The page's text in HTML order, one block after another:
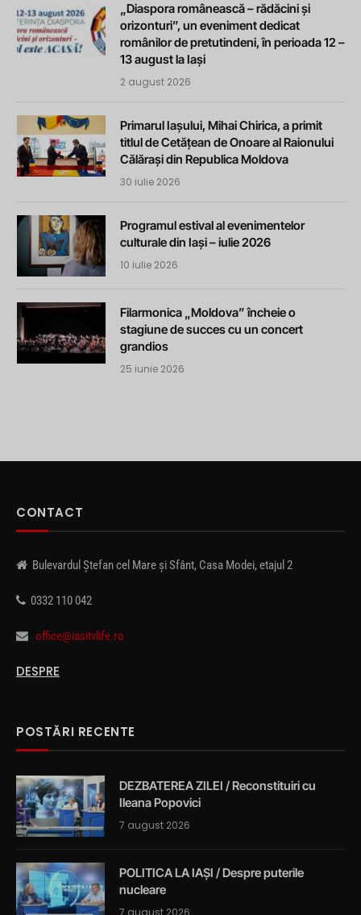
„Diaspora românească – rădăcini și
orizonturi”, un eveniment dedicat
românilor de pretutindeni, în perioada 12 –
13 august la Iași
2 august 2026
Primarul Iașului, Mihai Chirica, a primit
titlul de Cetățean de Onoare al Raionului
Călărași din Republica Moldova
30 iulie 2026
Programul estival al evenimentelor
culturale din Iași – iulie 2026
10 iulie 2026
Filarmonica „Moldova” încheie o
stagiune de succes cu un concert
grandios
25 iunie 2026
CONTACT
Bulevardul Ștefan cel Mare și Sfânt, Casa Modei, etajul 2
0332 110 042
office@iasitvlife.ro
DESPRE
POSTĂRI RECENTE
DEZBATEREA ZILEI / Reconstituiri cu
Ileana Popovici
7 august 2026
POLITICA LA IAȘI / Despre puterile
nucleare